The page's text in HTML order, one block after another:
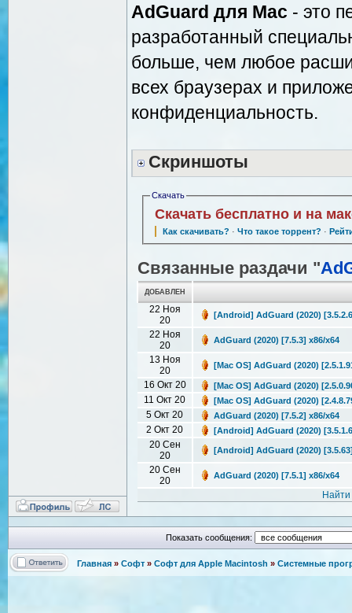
AdGuard для Mac - это
разработанный
больше, чем любое
всех браузерах и
конфиденциальность.
Скриншоты
Скачать
Скачать бесплатно и на
Как скачивать? · Что такое торрент? ·
Связанные раздачи "
ДОБАВЛЕН
22 Ноя
20
[Android] AdGuard (2020)
22 Ноя
20
AdGuard (2020) [7.5.3] x86/x64
13 Ноя
20
[Mac OS] AdGuard (2020)
16 Окт 20 [Mac OS] AdGuard (2020)
11 Окт 20 [Mac OS] AdGuard (2020)
5 Окт 20 AdGuard (2020) [7.5.2] x86/x64
2 Окт 20 [Android] AdGuard (2020)
20 Сен
20
[Android] AdGuard (2020)
20 Сен
20
AdGuard (2020) [7.5.1] x86/x64
Показать сообщения:
Главная » Софт » Софт для Apple Macintosh » Системные